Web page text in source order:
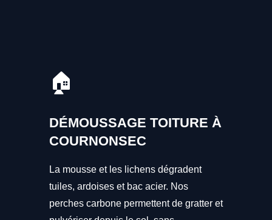
🏠
DÉMOUSSAGE TOITURE À
COURNONSEC
La mousse et les lichens dégradent
tuiles, ardoises et bac acier. Nos
perches carbone permettent de gratter et